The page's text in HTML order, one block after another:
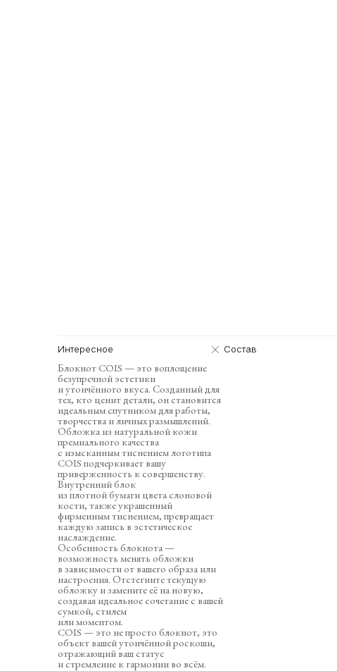
Интересное
Блокнот COIS — это воплощение
безупречной эстетики
и утончённого вкуса. Созданный для
тех, кто ценит детали, он становится
идеальным спутником для работы,
творчества и личных размышлений.
Обложка из натуральной кожи
премиального качества
с изысканным тиснением логотипа
COIS подчеркивает вашу
приверженность к совершенству.
Внутренний блок
из плотной бумаги цвета слоновой
кости, также украшенный
фирменным тиснением, превращает
каждую запись в эстетическое
наслаждение.
Особенность блокнота —
возможность менять обложки
в зависимости от вашего образа или
настроения. Отстегните текущую
обложку и замените её на новую,
создавая идеальное сочетание с вашей
сумкой, стилем
или моментом.
COIS — это не просто блокнот, это
объект вашей утончённой роскоши,
отражающий ваш статус
и стремление к гармонии во всём.
Состав